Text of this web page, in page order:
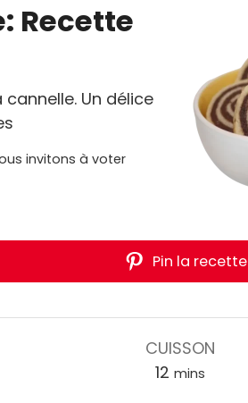
Recette
Un délice
invitons à voter
Pin la recette
CUISSON
12 mins